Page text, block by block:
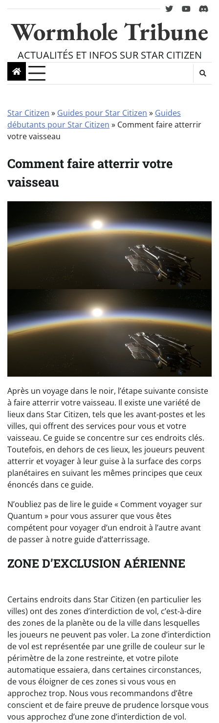
content
twitteryoutube
Wormhole Tribune
ACTUALITÉS ET INFOS SUR STAR CITIZEN
Star Citizen » Guides pour Star Citizen » Guides
débutants pour Star Citizen » Comment faire atterrir
votre vaisseau
Comment faire atterrir votre
vaisseau
Après un voyage dans le noir, l’étape suivante consiste
à faire atterrir votre vaisseau. Il existe une variété de
lieux dans Star Citizen, tels que les avant-postes et les
villes, qui offrent des services pour vous et votre
vaisseau. Ce guide se concentre sur ces endroits clés.
Toutefois, en dehors de ces lieux, les joueurs peuvent
atterrir et voyager à leur guise à la surface des corps
planétaires en suivant les mêmes principes que ceux
énoncés dans ce guide.
N’oubliez pas de lire le guide « Comment voyager sur
Quantum » pour vous assurer que vous êtes
compétent pour voyager d’un endroit à l’autre avant
de passer à notre guide d’atterrissage.
ZONE D’EXCLUSION AÉRIENNE
Certains endroits dans Star Citizen (en particulier les
villes) ont des zones d’interdiction de vol, c’est-à-dire
des zones de la planète ou de la ville dans lesquelles
les joueurs ne peuvent pas voler. La zone d’interdiction
de vol est représentée par une grille de couleur sur le
périmètre de la zone restreinte, et votre pilote
automatique essaiera, dans certaines circonstances,
de vous éloigner de ces zones si vous vous en
approchez trop. Nous vous recommandons d’être
conscient et de faire preuve de prudence lorsque vous
vous approchez d’une zone d’interdiction de vol.